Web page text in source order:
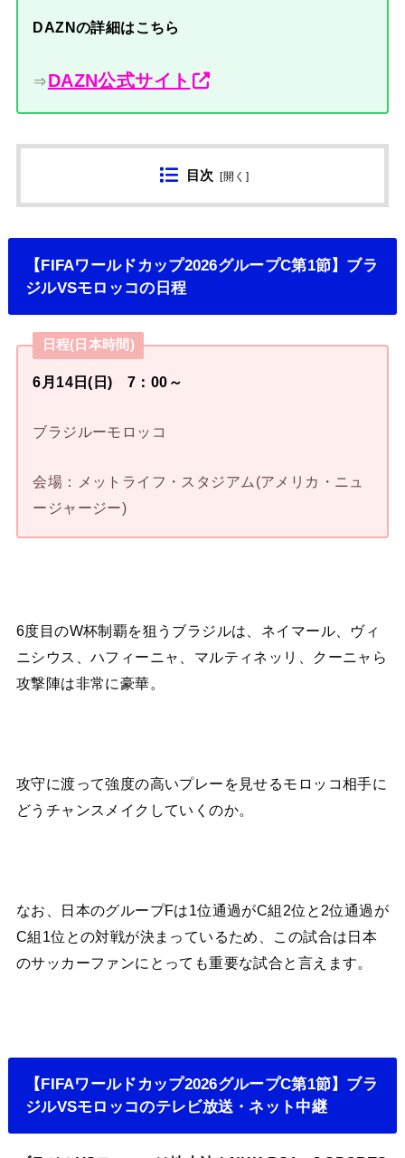
DAZNの詳細はこちら
⇒DAZN公式サイト
目次 [開く ]
【FIFAワールドカップ2026グループC第1節】ブラ
ジルVSモロッコの日程
日程(日本時間)
6月14日(日) 7：00～
ブラジルーモロッコ
会場：メットライフ・スタジアム(アメリカ・ニュ
ージャージー)
6度目のW杯制覇を狙うブラジルは、ネイマール、ヴィ
ニシウス、ハフィーニャ、マルティネッリ、クーニャら
攻撃陣は非常に豪華。
攻守に渡って強度の高いプレーを見せるモロッコ相手に
どうチャンスメイクしていくのか。
なお、日本のグループFは1位通過がC組2位と2位通過が
C組1位との対戦が決まっているため、この試合は日本
のサッカーファンにとっても重要な試合と言えます。
【FIFAワールドカップ2026グループC第1節】ブラ
ジルVSモロッコのテレビ放送・ネット中継